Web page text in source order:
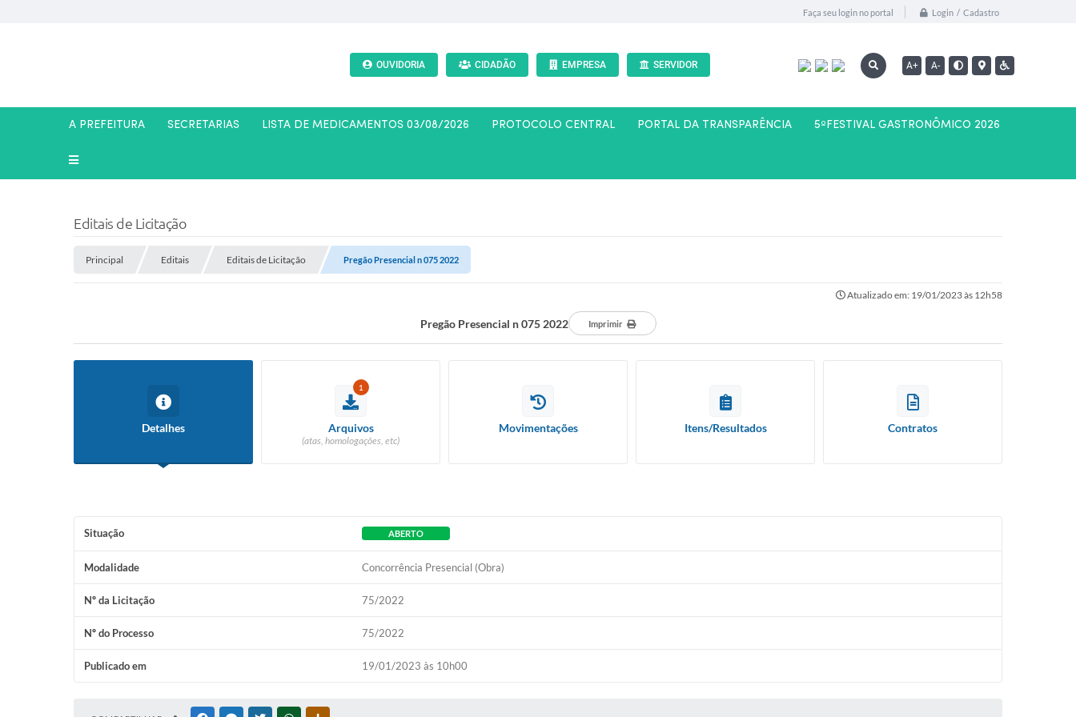
Faça seu login no portal Login / Cadastro
OUVIDORIA CIDADÃO EMPRESA SERVIDOR A+ A-
A PREFEITURA SECRETARIAS LISTA DE MEDICAMENTOS 03/08/2026 PROTOCOLO CENTRAL PORTAL DA TRANSPARÊNCIA 5ºFESTIVAL GASTRONÔMICO 2026
Editais de Licitação
Principal Editais Editais de Licitação Pregão Presencial n 075 2022
Atualizado em: 19/01/2023 às 12h58
Pregão Presencial n 075 2022 Imprimir
Detalhes
1
Arquivos
(atas, homologações, etc)
Movimentações Itens/Resultados Contratos
Situação ABERTO
Modalidade Concorrência Presencial (Obra)
Nº da Licitação 75/2022
Nº do Processo 75/2022
Publicado em 19/01/2023 às 10h00